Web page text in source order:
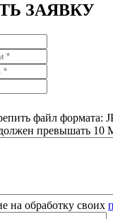
ЗАЯВКУ
файл формата:
превышать 10
на обработку своих